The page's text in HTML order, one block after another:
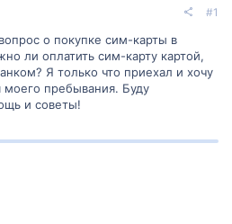
#1
о покупке сим-карты в
ли оплатить сим-карту картой,
Я только что приехал и хочу
моего пребывания. Буду
и советы!